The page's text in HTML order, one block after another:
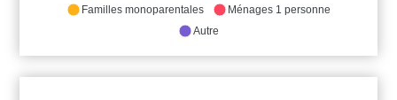
Familles monoparentales
Ménages 1 personne
Autre